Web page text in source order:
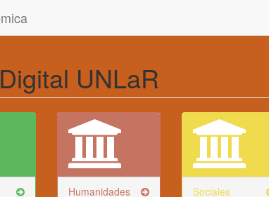
UNLaR
Humanidades Sociales